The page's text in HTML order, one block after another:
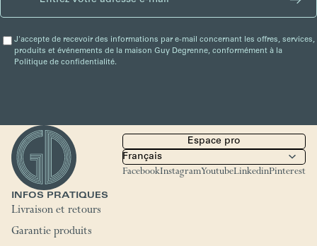
J'accepte de recevoir des informations par e-mail concernant les offres, services,
produits et événements de la maison Guy Degrenne, conformément à la
Politique de confidentialité.
Espace pro
FacebookInstagramYoutubeLinkedinPinterest
INFOS PRATIQUES
Livraison et retours
Garantie produits